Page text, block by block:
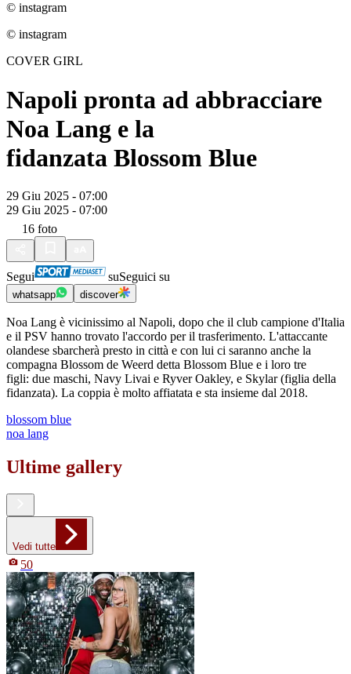
© instagram
© instagram
COVER GIRL
Napoli pronta ad abbracciare
Noa Lang e la
fidanzata Blossom Blue
29 Giu 2025 - 07:00
29 Giu 2025 - 07:00
16 foto
Segui suSeguici su
whatsapp discover
Noa Lang è vicinissimo al Napoli, dopo che il club campione d'Italia
e il PSV hanno trovato l'accordo per il trasferimento. L'attaccante
olandese sbarcherà presto in città e con lui ci saranno anche la
compagna Blossom de Weerd detta Blossom Blue e i loro tre
figli: due maschi, Navy Livai e Ryver Oakley, e Skylar (figlia della
fidanzata). La coppia è molto affiatata e sta insieme dal 2018.
blossom blue
noa lang
Ultime gallery
Vedi tutte
50